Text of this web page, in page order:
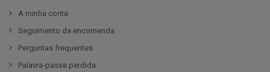
A minha conta
Seguimento da encomenda
Perguntas frequentes
Palavra-passe perdida